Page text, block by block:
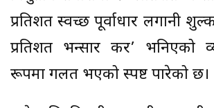
प्रतिशत स्वच्छ पूर्वाधार लगानी
प्रतिशत भन्सार कर’ भनिएको
रूपमा गलत भएको स्पष्ट पारेको छ।